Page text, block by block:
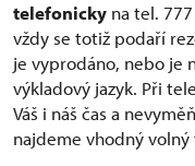
telefonicky na tel.
vždy se totiž podaří
je vyprodáno, nebo je
výkladový jazyk. Při
Váš i náš čas a
najdeme vhodný